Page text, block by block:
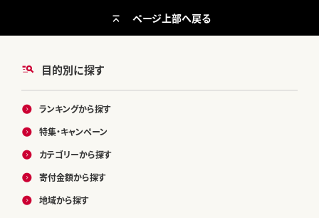
目的別に探す
ランキングから探す
特集・キャンペーン
カテゴリーから探す
寄付金額から探す
地域から探す
ページ上部へ戻る